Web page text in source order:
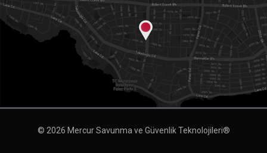
© 2026 Mercur Savunma ve Güvenlik Teknolojileri®